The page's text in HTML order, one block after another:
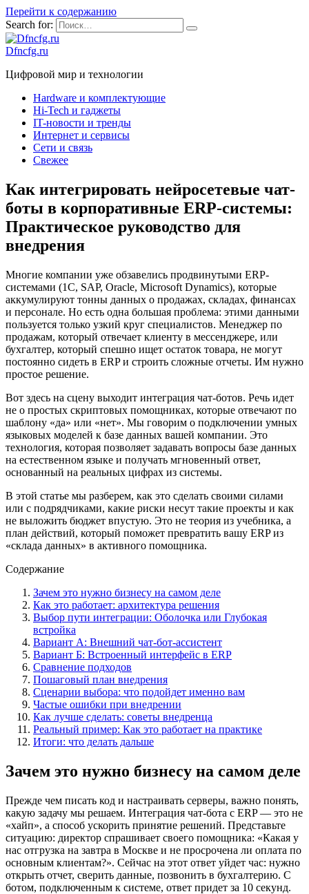
Перейти к содержанию
Search for:
Dfncfg.ru
Цифровой мир и технологии
Hardware и комплектующие
Hi-Tech и гаджеты
IT-новости и тренды
Интернет и сервисы
Сети и связь
Свежее
Как интегрировать нейросетевые чат-
боты в корпоративные ERP-системы:
Практическое руководство для
внедрения
Многие компании уже обзавелись продвинутыми ERP-
системами (1С, SAP, Oracle, Microsoft Dynamics), которые
аккумулируют тонны данных о продажах, складах, финансах
и персонале. Но есть одна большая проблема: этими данными
пользуется только узкий круг специалистов. Менеджер по
продажам, который отвечает клиенту в мессенджере, или
бухгалтер, который спешно ищет остаток товара, не могут
постоянно сидеть в ERP и строить сложные отчеты. Им нужно
простое решение.
Вот здесь на сцену выходит интеграция чат-ботов. Речь идет
не о простых скриптовых помощниках, которые отвечают по
шаблону «да» или «нет». Мы говорим о подключении умных
языковых моделей к базе данных вашей компании. Это
технология, которая позволяет задавать вопросы базе данных
на естественном языке и получать мгновенный ответ,
основанный на реальных цифрах из системы.
В этой статье мы разберем, как это сделать своими силами
или с подрядчиками, какие риски несут такие проекты и как
не выложить бюджет впустую. Это не теория из учебника, а
план действий, который поможет превратить вашу ERP из
«склада данных» в активного помощника.
Содержание
Зачем это нужно бизнесу на самом деле
Как это работает: архитектура решения
Выбор пути интеграции: Оболочка или Глубокая
встройка
Вариант А: Внешний чат-бот-ассистент
Вариант Б: Встроенный интерфейс в ERP
Сравнение подходов
Пошаговый план внедрения
Сценарии выбора: что подойдет именно вам
Частые ошибки при внедрении
Как лучше сделать: советы внедренца
Реальный пример: Как это работает на практике
Итоги: что делать дальше
Зачем это нужно бизнесу на самом деле
Прежде чем писать код и настраивать серверы, важно понять,
какую задачу мы решаем. Интеграция чат-бота с ERP — это не
«хайп», а способ ускорить принятие решений. Представьте
ситуацию: директор спрашивает своего помощника: «Какая у
нас отгрузка на завтра в Москве и не просрочена ли оплата по
основным клиентам?». Сейчас на этот ответ уйдет час: нужно
открыть отчет, сверить данные, позвонить в бухгалтерию. С
ботом, подключенным к системе, ответ придет за 10 секунд.